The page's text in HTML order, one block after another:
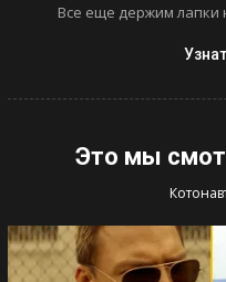
Все еще держим лапки
Это мы